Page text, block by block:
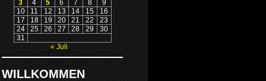
3
4 5 6 7 8
9
10
11 12 13 14 15
16
17
18 19 20 21 22
23
24
25 26 27 28 29
30
31
« Juli
WILLKOMMEN